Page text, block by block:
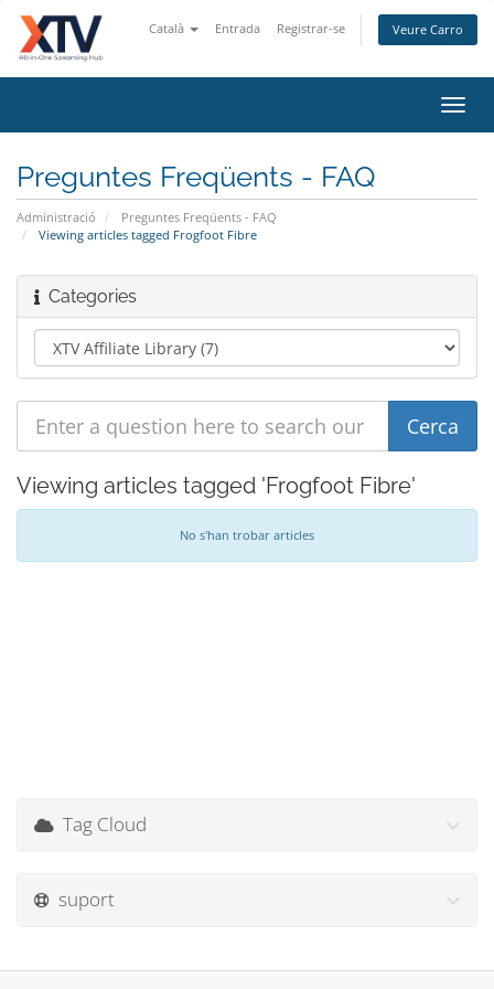
Català Entrada Registrar-se Veure Carro
Preguntes Freqüents - FAQ
Administració
Preguntes Freqüents - FAQ
Viewing articles tagged Frogfoot Fibre
Categories
Viewing articles tagged 'Frogfoot Fibre'
No s'han trobar articles
Tag Cloud
suport